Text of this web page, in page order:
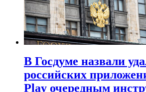
В Госдуме назвали
российских
Play очередным